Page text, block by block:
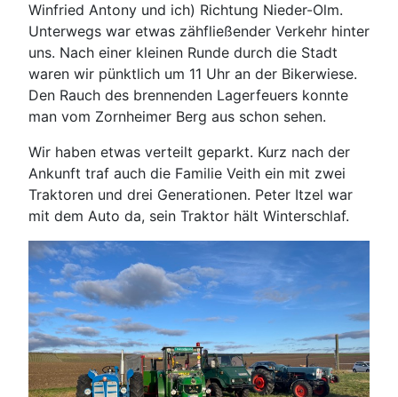
Winfried Antony und ich) Richtung Nieder-Olm.
Unterwegs war etwas zähfließender Verkehr hinter
uns. Nach einer kleinen Runde durch die Stadt
waren wir pünktlich um 11 Uhr an der Bikerwiese.
Den Rauch des brennenden Lagerfeuers konnte
man vom Zornheimer Berg aus schon sehen.
Wir haben etwas verteilt geparkt. Kurz nach der
Ankunft traf auch die Familie Veith ein mit zwei
Traktoren und drei Generationen. Peter Itzel war
mit dem Auto da, sein Traktor hält Winterschlaf.